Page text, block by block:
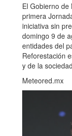
El Gobierno de
primera
iniciativa sin
domingo 9 de
entidades del
Reforestación
y de la
Meteored.mx